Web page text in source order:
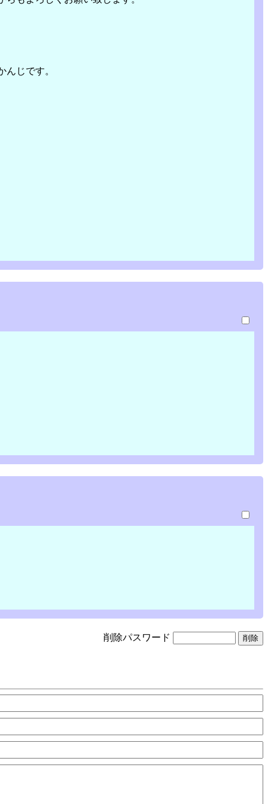
じです。
削除パスワード